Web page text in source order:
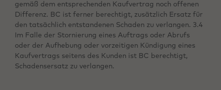
gemäß dem entsprechenden Kaufvertrag noch offenen
Differenz. BC ist ferner berechtigt, zusätzlich Ersatz für
den tatsächlich entstandenen Schaden zu verlangen. 3.4
Im Falle der Stornierung eines Auftrags oder Abrufs
oder der Aufhebung oder vorzeitigen Kündigung eines
Kaufvertrags seitens des Kunden ist BC berechtigt,
Schadensersatz zu verlangen.